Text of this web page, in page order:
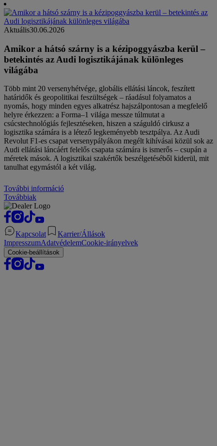
Aktuális30.06.2026
Amikor a hátsó szárny is a kézipoggyászba kerül –
betekintés az Audi logisztikájának különleges
világába
Több mint 20 versenyhétvége, globális ellátási láncok, feszített
határidők és geopolitikai feszültségek – ráadásul folyamatos a
nyomás, hogy minden egyes alkatrész hajszálpontosan a megfelelő
helyre érkezzen: a Forma–1 világa messze túlmutat a
csúcstechnológiás fejlesztéseken, hiszen a száguldó cirkusz a
logisztika számára is a létező legkeményebb tesztpálya. Az Audi
Revolut F1-es csapat versenypályákon megélt kihívásai közül sok az
Audi ellátási láncáért felelős csapata számára is ismerős – csupán a
méretek mások. A logisztikai szakértők beszélgetéséből kiderül, mit
tanulhat egymástól a két világ.
További információ
Továbbiak
Kapcsolat
Karrier/Állások
ImpresszumAdatvédelemCookie-irányelvek
Cookie-beállítások